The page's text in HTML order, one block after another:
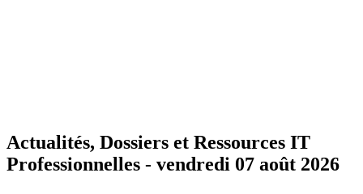
Actualités, Dossiers et Ressources IT
Professionnelles - vendredi 07 août 2026